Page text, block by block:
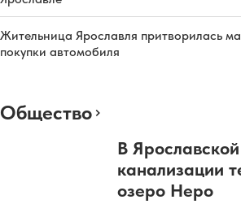
Жительница Ярославля притворилась
покупки автомобиля
Общество
В
канализации
озеро Неро